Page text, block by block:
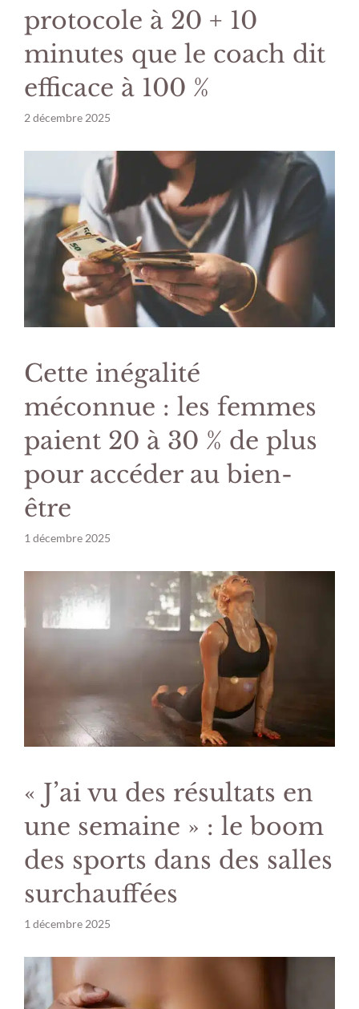
protocole à 20 + 10
minutes que le coach dit
efficace à 100 %
2 décembre 2025
Cette inégalité
méconnue : les femmes
paient 20 à 30 % de plus
pour accéder au bien-
être
1 décembre 2025
« J’ai vu des résultats en
une semaine » : le boom
des sports dans des salles
surchauffées
1 décembre 2025